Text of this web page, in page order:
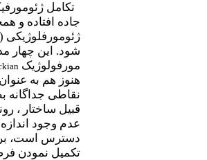
تکامل
جاده افتاده و
ژئومورفلوژیکی ( 1899
شود. این چهار
مورفولوژیک
هنوز هم به
قبیل ساختار ،
عدم وجود
دسترس است،
تکمیل نمودن